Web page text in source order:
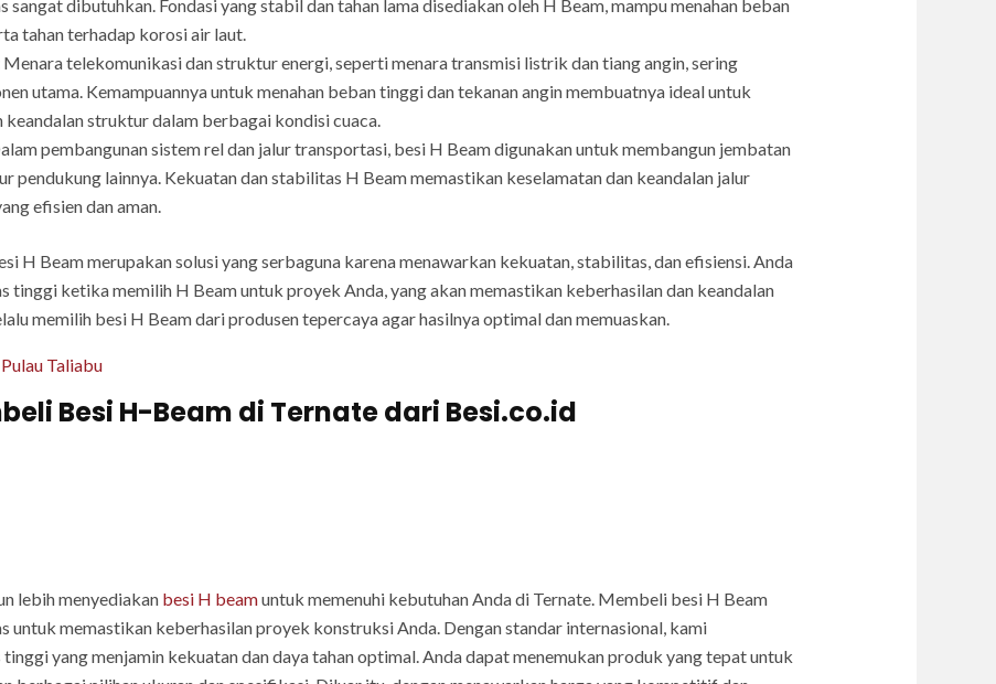
dibutuhkan. Fondasi yang stabil dan tahan lama disediakan oleh H Beam, mampu menahan beban
tahan terhadap korosi air laut.
Menara telekomunikasi dan struktur energi, seperti menara transmisi listrik dan tiang angin, sering
utama. Kemampuannya untuk menahan beban tinggi dan tekanan angin membuatnya ideal untuk
struktur dalam berbagai kondisi cuaca.
pembangunan sistem rel dan jalur transportasi, besi H Beam digunakan untuk membangun jembatan
pendukung lainnya. Kekuatan dan stabilitas H Beam memastikan keselamatan dan keandalan jalur
efisien dan aman.
H Beam merupakan solusi yang serbaguna karena menawarkan kekuatan, stabilitas, dan efisiensi. Anda
tinggi ketika memilih H Beam untuk proyek Anda, yang akan memastikan keberhasilan dan keandalan
memilih besi H Beam dari produsen tepercaya agar hasilnya optimal dan memuaskan.
Pulau Taliabu
Besi H-Beam di Ternate dari Besi.co.id
lebih menyediakan besi H beamuntuk memenuhi kebutuhan Anda di Ternate. Membeli besi H Beam
untuk memastikan keberhasilan proyek konstruksi Anda. Dengan standar internasional, kami
yang menjamin kekuatan dan daya tahan optimal. Anda dapat menemukan produk yang tepat untuk